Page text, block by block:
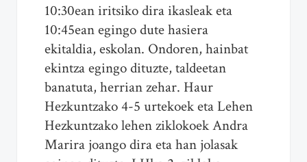
10:30ean iritsiko dira ikasleak eta
10:45ean egingo dute hasiera
ekitaldia, eskolan. Ondoren, hainbat
ekintza egingo dituzte, taldeetan
banatuta, herrian zehar. Haur
Hezkuntzako 4-5 urtekoek eta Lehen
Hezkuntzako lehen ziklokoek Andra
Marira joango dira eta han jolasak